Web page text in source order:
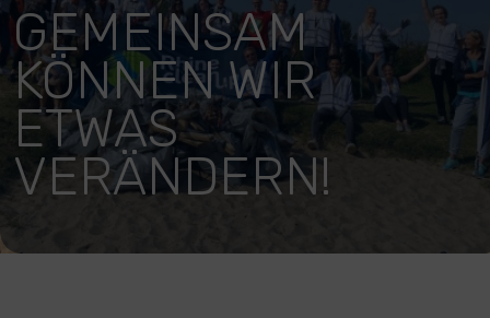
GEMEINSAM
KÖNNEN WIR
ETWAS
VERÄNDERN!